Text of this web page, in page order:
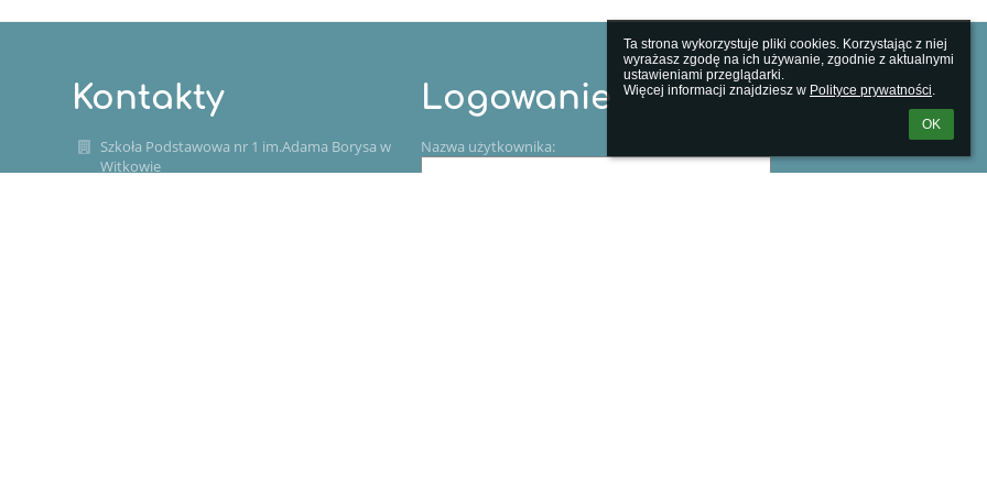
Ta strona wykorzystuje pliki cookies. Korzystając z niej
wyrażasz zgodę na ich używanie, zgodnie z aktualnymi
ustawieniami przeglądarki.
Więcej informacji znajdziesz w Polityce prywatności.
OK
Kontakty
Szkoła Podstawowa nr 1 im.Adama Borysa w
Witkowie
Logowanie
Nazwa użytkownika: